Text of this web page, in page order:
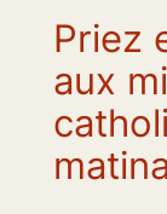
Priez
aux